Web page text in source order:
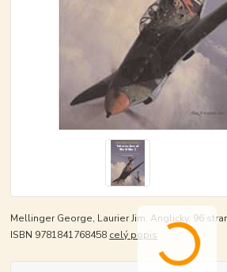
Mellinger George, Laurier Jim. Anglicky, 96
ISBN 9781841768458 celý popis